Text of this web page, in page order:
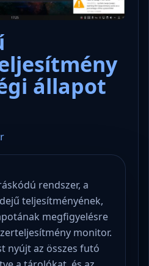
állapot
rendszer, a
teljesítményének,
megfigyelésre
monitor.
nyújt az összes futó